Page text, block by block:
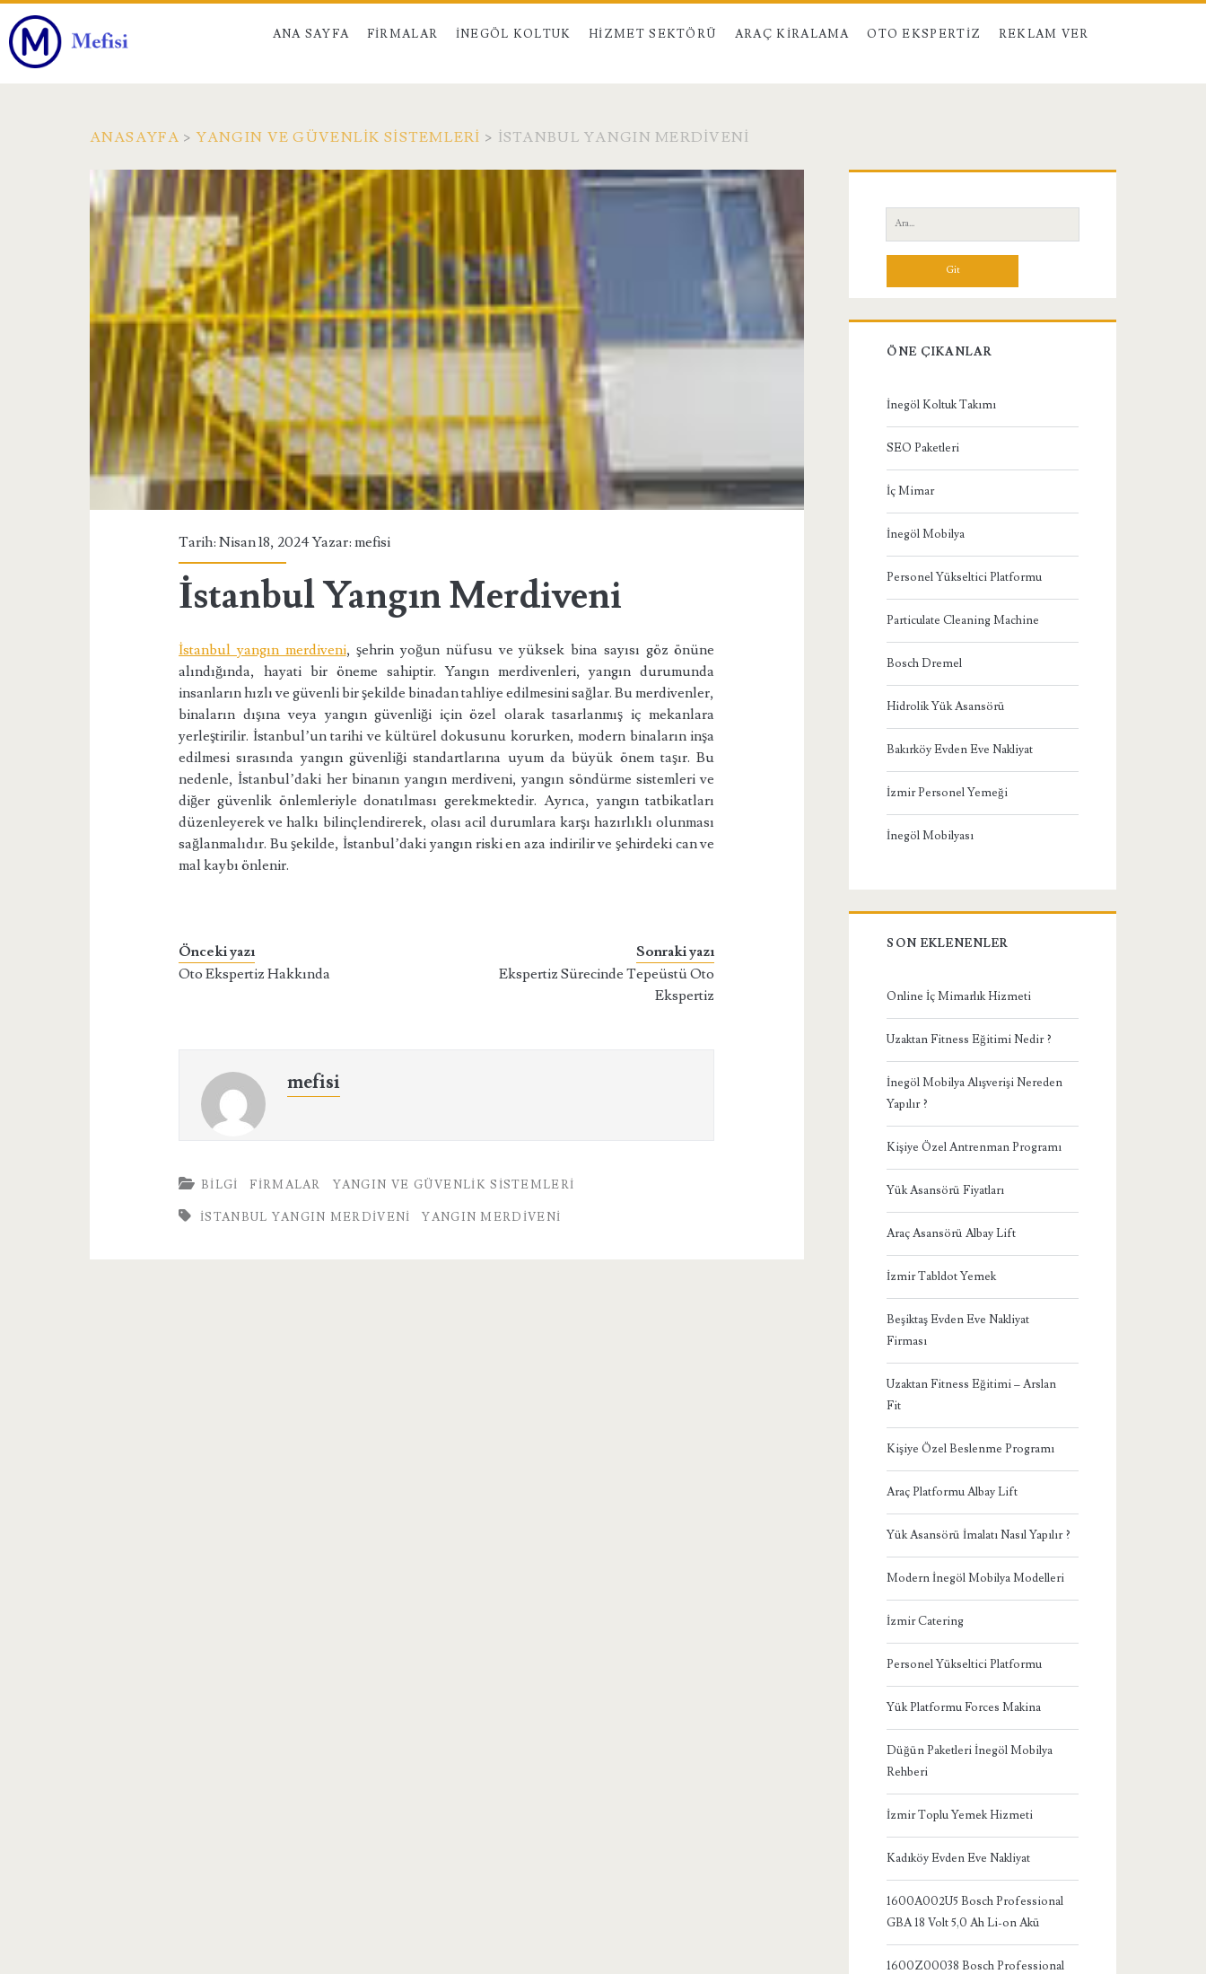
ANA SAYFA FIRMALAR İNEGÖL KOLTUK HIZMET SEKTÖRÜ ARAÇ KIRALAMA OTO EKSPERTIZ REKLAM VER
ANASAYFA >YANGIN VE GÜVENLIK SISTEMLERI > İSTANBUL YANGIN MERDIVENI
Tarih: Nisan 18, 2024 Yazar:mefisi
İstanbul Yangın Merdiveni
İstanbul yangın merdiveni, şehrin yoğun nüfusu ve yüksek bina sayısı göz önüne
alındığında, hayati bir öneme sahiptir. Yangın merdivenleri, yangın durumunda
insanların hızlı ve güvenli bir şekilde binadan tahliye edilmesini sağlar. Bu merdivenler,
binaların dışına veya yangın güvenliği için özel olarak tasarlanmış iç mekanlara
yerleştirilir. İstanbul’un tarihi ve kültürel dokusunu korurken, modern binaların inşa
edilmesi sırasında yangın güvenliği standartlarına uyum da büyük önem taşır. Bu
nedenle, İstanbul’daki her binanın yangın merdiveni, yangın söndürme sistemleri ve
diğer güvenlik önlemleriyle donatılması gerekmektedir. Ayrıca, yangın tatbikatları
düzenleyerek ve halkı bilinçlendirerek, olası acil durumlara karşı hazırlıklı olunması
sağlanmalıdır. Bu şekilde, İstanbul’daki yangın riski en aza indirilir ve şehirdeki can ve
mal kaybı önlenir.
Önceki yazı
Oto Ekspertiz Hakkında
Sonraki yazı
Ekspertiz Sürecinde Tepeüstü Oto
Ekspertiz
mefisi
BILGI FIRMALAR YANGIN VE GÜVENLIK SISTEMLERI
İSTANBUL YANGIN MERDIVENI YANGIN MERDIVENI
Yan
Menü
Ara:
ÖNE ÇIKANLAR
İnegöl Koltuk Takımı
SEO Paketleri
İç Mimar
İnegöl Mobilya
Personel Yükseltici Platformu
Particulate Cleaning Machine
Bosch Dremel
Hidrolik Yük Asansörü
Bakırköy Evden Eve Nakliyat
İzmir Personel Yemeği
İnegöl Mobilyası
SON EKLENENLER
Online İç Mimarlık Hizmeti
Uzaktan Fitness Eğitimi Nedir ?
İnegöl Mobilya Alışverişi Nereden
Yapılır ?
Kişiye Özel Antrenman Programı
Yük Asansörü Fiyatları
Araç Asansörü Albay Lift
İzmir Tabldot Yemek
Beşiktaş Evden Eve Nakliyat
Firması
Uzaktan Fitness Eğitimi – Arslan
Fit
Kişiye Özel Beslenme Programı
Araç Platformu Albay Lift
Yük Asansörü İmalatı Nasıl Yapılır ?
Modern İnegöl Mobilya Modelleri
İzmir Catering
Personel Yükseltici Platformu
Yük Platformu Forces Makina
Düğün Paketleri İnegöl Mobilya
Rehberi
İzmir Toplu Yemek Hizmeti
Kadıköy Evden Eve Nakliyat
1600A002U5 Bosch Professional
GBA 18 Volt 5,0 Ah Li-on Akü
1600Z00038 Bosch Professional